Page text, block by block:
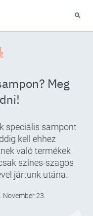
Meg
speciális sampont
kell ehhez
való termékek
színes-szagos
jártunk utána.
November 23.